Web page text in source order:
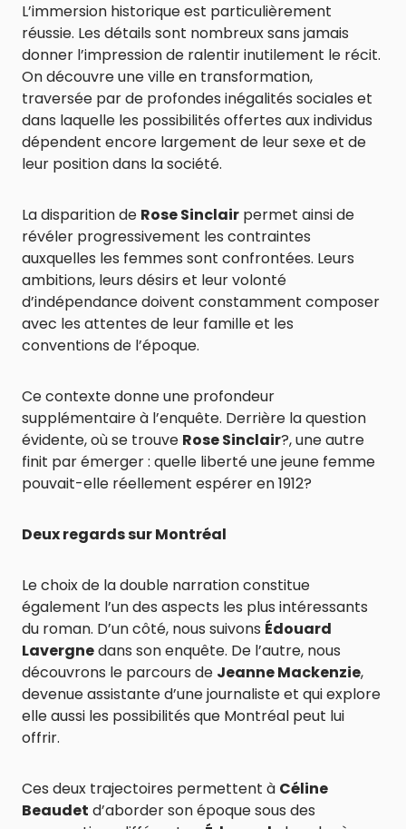
L’immersion historique est particulièrement
réussie. Les détails sont nombreux sans jamais
donner l’impression de ralentir inutilement le récit.
On découvre une ville en transformation,
traversée par de profondes inégalités sociales et
dans laquelle les possibilités offertes aux individus
dépendent encore largement de leur sexe et de
leur position dans la société.
La disparition de Rose Sinclair permet ainsi de
révéler progressivement les contraintes
auxquelles les femmes sont confrontées. Leurs
ambitions, leurs désirs et leur volonté
d’indépendance doivent constamment composer
avec les attentes de leur famille et les
conventions de l’époque.
Ce contexte donne une profondeur
supplémentaire à l’enquête. Derrière la question
évidente, où se trouve Rose Sinclair?, une autre
finit par émerger : quelle liberté une jeune femme
pouvait-elle réellement espérer en 1912?
Deux regards sur Montréal
Le choix de la double narration constitue
également l’un des aspects les plus intéressants
du roman. D’un côté, nous suivons Édouard
Lavergnedans son enquête. De l’autre, nous
découvrons le parcours de Jeanne Mackenzie,
devenue assistante d’une journaliste et qui explore
elle aussi les possibilités que Montréal peut lui
offrir.
Ces deux trajectoires permettent à Céline
Beaudet d’aborder son époque sous des